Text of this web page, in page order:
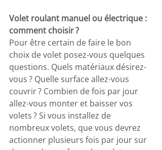
Volet roulant manuel ou électrique :
comment choisir ?
Pour être certain de faire le bon
choix de volet posez-vous quelques
questions. Quels matériaux désirez-
vous ? Quelle surface allez-vous
couvrir ? Combien de fois par jour
allez-vous monter et baisser vos
volets ? Si vous installez de
nombreux volets, que vous devrez
actionner plusieurs fois par jour sur